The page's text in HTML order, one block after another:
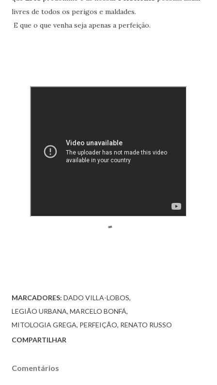
livres de todos os perigos e maldades.
E que o que venha seja apenas a perfeição.
MARCADORES: DADO VILLA-LOBOS
LEGIÃO URBANA MARCELO BONFÁ
MITOLOGIA GREGA PERFEIÇÃO RENATO RUSSO
COMPARTILHAR
Comentários